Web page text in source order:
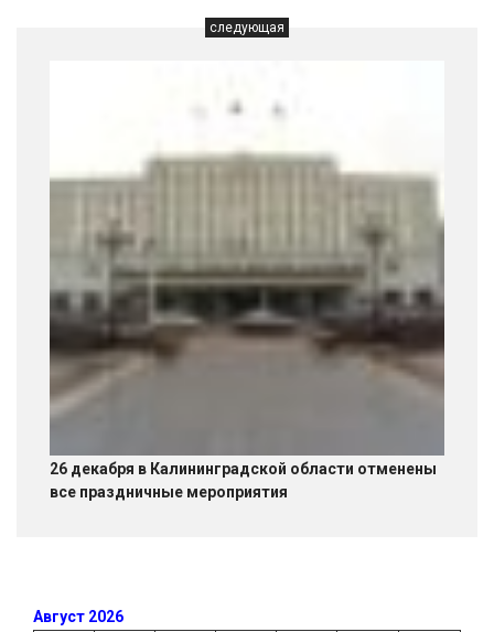
следующая
26 декабря в Калининградской области отменены
все праздничные мероприятия
Август 2026